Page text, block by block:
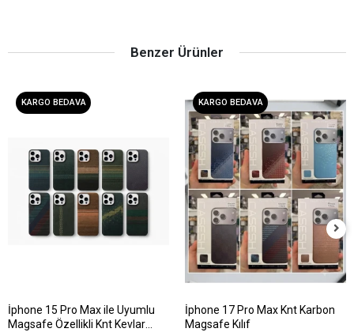
Benzer Ürünler
KARGO BEDAVA
İphone 15 Pro Max ile Uyumlu
Magsafe Özellikli Knt Kevlar
KARGO BEDAVA
İphone 17 Pro Max Knt Karbon
Magsafe Kılıf